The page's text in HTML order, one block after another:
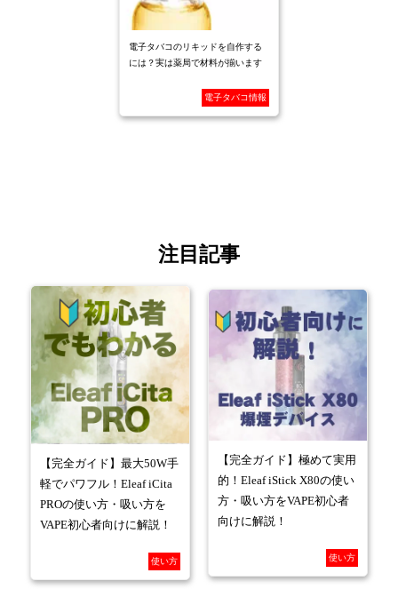
電子タバコのリキッドを自作する
には？実は薬局で材料が揃います
電子タバコ情報
注目記事
【完全ガイド】最大50W手
軽でパワフル！Eleaf iCita
PROの使い方・吸い方を
VAPE初心者向けに解説！
使い方
【完全ガイド】極めて実用
的！Eleaf iStick X80の使い
方・吸い方をVAPE初心者
向けに解説！
使い方